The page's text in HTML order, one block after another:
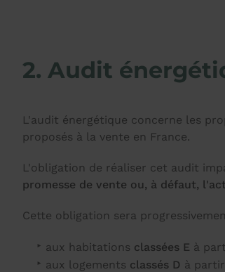
2. Audit
L'audit énergétique concerne les
proposés à la vente en France.
L'obligation de réaliser cet audit
promesse de vente ou, à défaut,
Cette obligation sera
aux habitations classées E à
aux logements classés D à